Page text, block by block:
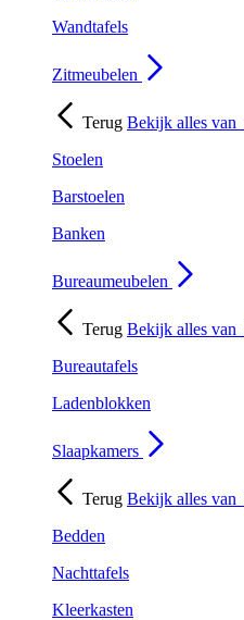
Wandtafels
Zitmeubelen
Terug Bekijk alles van
Stoelen
Barstoelen
Banken
Bureaumeubelen
Terug Bekijk alles van
Bureautafels
Ladenblokken
Slaapkamers
Terug Bekijk alles van
Bedden
Nachttafels
Kleerkasten